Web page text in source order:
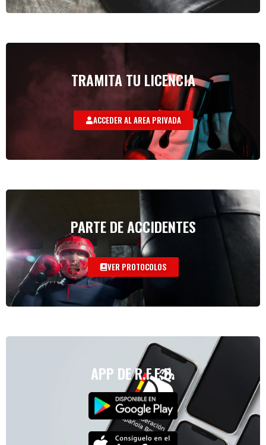
TRAMITA TU LICENCIA
ACCEDER AL AREA PRIVADA
PARTE DE ACCIDENTES
VER PROTOCOLOS
APP DE R.F.E.B.